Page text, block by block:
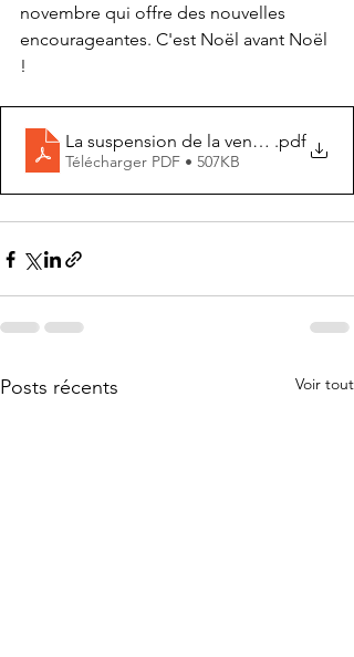
novembre qui offre des nouvelles
encourageantes. C'est Noël avant Noël
!
La suspension de la vente de.pdf
Télécharger PDF • 507KB
Posts récents Voir tout